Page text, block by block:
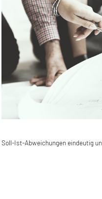
Ist-Abweichungen eindeutig